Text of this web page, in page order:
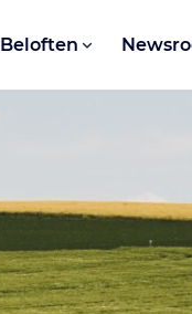
Beloften